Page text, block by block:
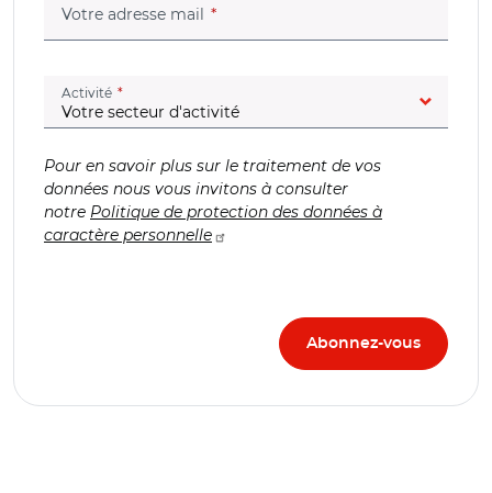
Votre adresse mail (champ obligatoire)
Activité (champ obligatoire)
Pour en savoir plus sur le traitement de vos
données nous vous invitons à consulter
notre Politique de protection des données à
caractère personnelle